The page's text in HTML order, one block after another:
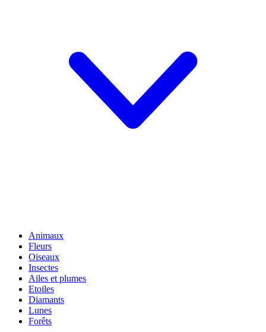
Animaux
Fleurs
Oiseaux
Insectes
Ailes et plumes
Etoiles
Diamants
Lunes
Forêts